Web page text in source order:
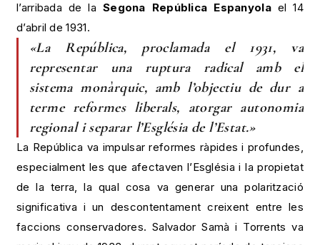
l’arribada de la Segona República Espanyolael 14
d’abril de 1931.
«La República, proclamada el 1931, va
representar una ruptura radical amb el
sistema monàrquic, amb l’objectiu de dur a
terme reformes liberals, atorgar autonomia
regional i separar l’Església de l’Estat.»
La República va impulsar reformes ràpides i profundes,
especialment les que afectaven l’Església i la propietat
de la terra, la qual cosa va generar una polarització
significativa i un descontentament creixent entre les
faccions conservadores. Salvador Samà i Torrents va